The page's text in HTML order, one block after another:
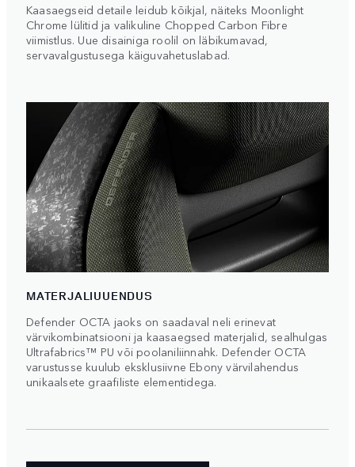
Kaasaegseid detaile leidub kõikjal, näiteks Moonlight
Chrome lülitid ja valikuline Chopped Carbon Fibre
viimistlus. Uue disainiga roolil on läbikumavad,
servavalgustusega käiguvahetuslabad.
MATERJALIUUENDUS
Defender OCTA jaoks on saadaval neli erinevat
värvikombinatsiooni ja kaasaegsed materjalid, sealhulgas
Ultrafabrics™ PU või poolaniliinnahk. Defender OCTA
varustusse kuulub eksklusiivne Ebony värvilahendus
unikaalsete graafiliste elementidega.